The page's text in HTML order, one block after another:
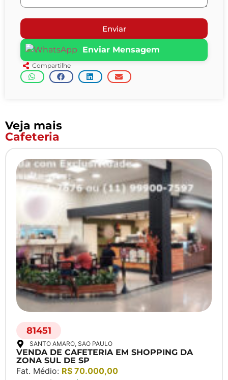
Enviar
Enviar Mensagem
Compartilhe
Veja mais
Cafeteria
81451
SANTO AMARO, SAO PAULO
VENDA DE CAFETERIA EM SHOPPING DA
ZONA SUL DE SP
Fat. Médio: R$ 70.000,00